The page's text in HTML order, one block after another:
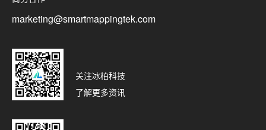
marketing@smartmappingtek.com
关注冰柏科技
了解更多资讯